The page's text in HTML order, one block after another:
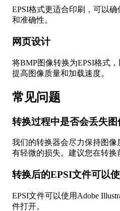
EPSI格式更适合印刷，可以
和准确性。
网页设计
将BMP图像转换为EPSI格式
提高图像质量和加载速度。
常见问题
转换过程中是否会丢失图
我们的转换器会尽力保持图
有轻微的损失。建议您在转换
转换后的EPSI文件可以
EPSI文件可以使用Adobe
件打开。